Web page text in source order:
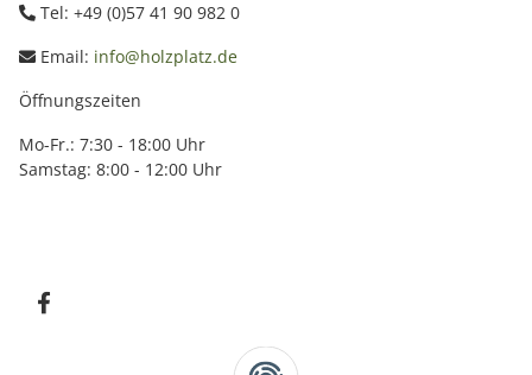
Tel: +49 (0)57 41 90 982 0
Email: info@holzplatz.de
Öffnungszeiten
Mo-Fr.: 7:30 - 18:00 Uhr
Samstag: 8:00 - 12:00 Uhr